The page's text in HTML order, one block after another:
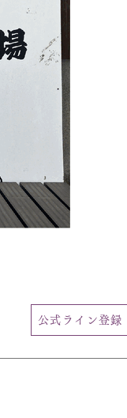
公式ライン登録